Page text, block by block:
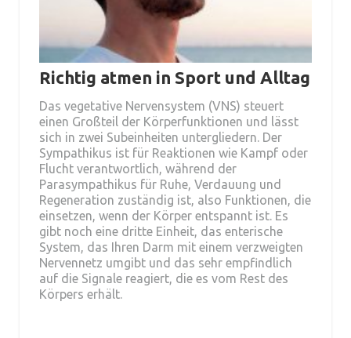
Richtig atmen in Sport und Alltag
Das vegetative Nervensystem (VNS) steuert
einen Großteil der Körperfunktionen und lässt
sich in zwei Subeinheiten untergliedern. Der
Sympathikus ist für Reaktionen wie Kampf oder
Flucht verantwortlich, während der
Parasympathikus für Ruhe, Verdauung und
Regeneration zuständig ist, also Funktionen, die
einsetzen, wenn der Körper entspannt ist. Es
gibt noch eine dritte Einheit, das enterische
System, das Ihren Darm mit einem verzweigten
Nervennetz umgibt und das sehr empfindlich
auf die Signale reagiert, die es vom Rest des
Körpers erhält.